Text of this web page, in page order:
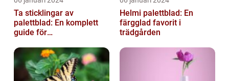
Ta sticklingar av
palettblad: En komplett
guide för
Helmi palettblad: En
färgglad favorit i
trädgården